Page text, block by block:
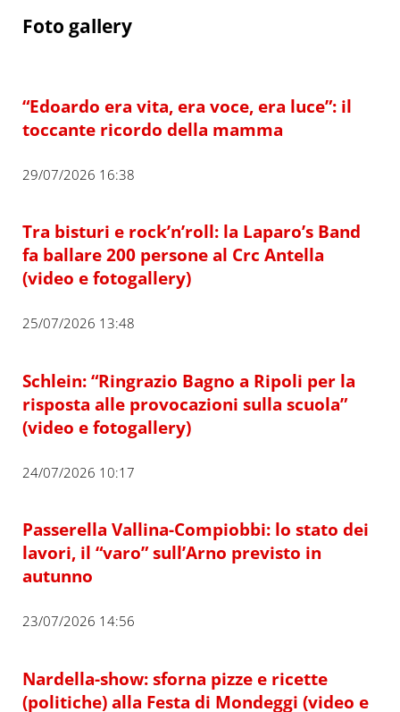
Foto gallery
“Edoardo era vita, era voce, era luce”: il
toccante ricordo della mamma
29/07/2026 16:38
Tra bisturi e rock’n’roll: la Laparo’s Band
fa ballare 200 persone al Crc Antella
(video e fotogallery)
25/07/2026 13:48
Schlein: “Ringrazio Bagno a Ripoli per la
risposta alle provocazioni sulla scuola”
(video e fotogallery)
24/07/2026 10:17
Passerella Vallina-Compiobbi: lo stato dei
lavori, il “varo” sull’Arno previsto in
autunno
23/07/2026 14:56
Nardella-show: sforna pizze e ricette
(politiche) alla Festa di Mondeggi (video e